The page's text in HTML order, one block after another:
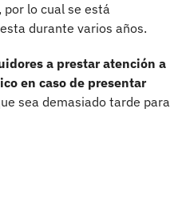
por lo cual se está
durante varios años.
a prestar atención a
en caso de presentar
sea demasiado tarde para